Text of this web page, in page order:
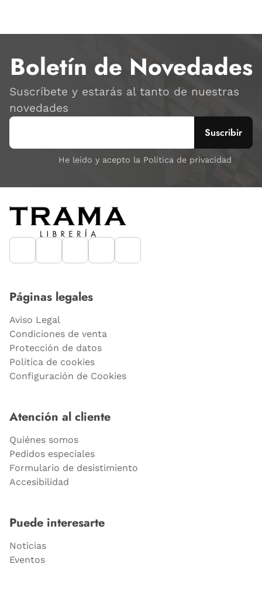
Boletín de Novedades
Suscríbete y estarás al tanto de nuestras
novedades
He leído y acepto la Política de privacidad
Páginas legales
Aviso Legal
Condiciones de venta
Protección de datos
Política de cookies
Configuración de Cookies
Atención al cliente
Quiénes somos
Pedidos especiales
Formulario de desistimiento
Accesibilidad
Puede interesarte
Noticias
Eventos